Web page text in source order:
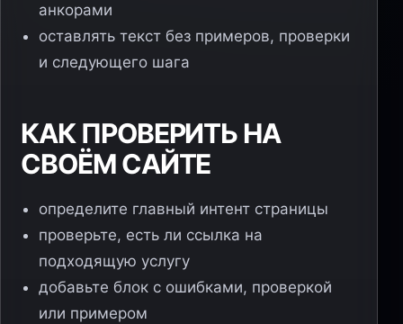
анкорами
оставлять текст без примеров, проверки
и следующего шага
КАК ПРОВЕРИТЬ НА
СВОЁМ САЙТЕ
определите главный интент страницы
проверьте, есть ли ссылка на
подходящую услугу
добавьте блок с ошибками, проверкой
или примером